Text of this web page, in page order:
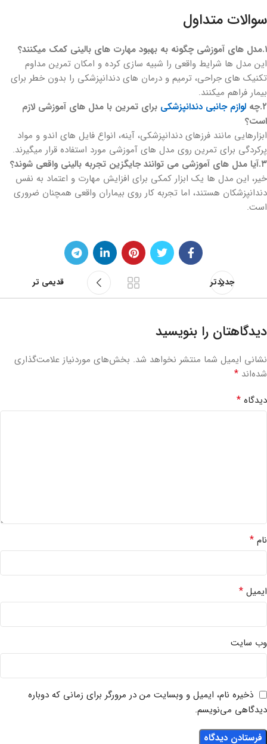
سوالات متداول
۱.مدل های آموزشی چگونه به بهبود مهارت های بالینی کمک میکنند؟
این مدل ها شرایط واقعی را شبیه سازی کرده و امکان تمرین مداوم
تکنیک های جراحی، ترمیم و درمان های دندانپزشکی را بدون خطر برای
بیمار فراهم میکنند.
۲.چه
لوازم جانبی دندانپزشکی برای تمرین با مدل های آموزشی لازم
است؟
ابزارهایی مانند فرزهای دندانپزشکی، آینه، انواع فایل های اندو و مواد
پرکردگی برای تمرین روی مدل های آموزشی مورد استفاده قرار میگیرند.
۳.آیا مدل های آموزشی می توانند جایگزین تجربه بالینی واقعی شوند؟
خیر، این مدل ها یک ابزار کمکی برای افزایش مهارت و اعتماد به نفس
دندانپزشکان هستند، اما تجربه کار روی بیماران واقعی همچنان ضروری
است.
جدیدتر قدیمی تر
دیدگاهتان را بنویسید
نشانی ایمیل شما منتشر نخواهد شد. بخش‌های موردنیاز علامت‌گذاری
شده‌اند *
دیدگاه *
نام *
ایمیل *
وب‌ سایت
ذخیره نام، ایمیل و وبسایت من در مرورگر برای زمانی که دوباره
دیدگاهی می‌نویسم.